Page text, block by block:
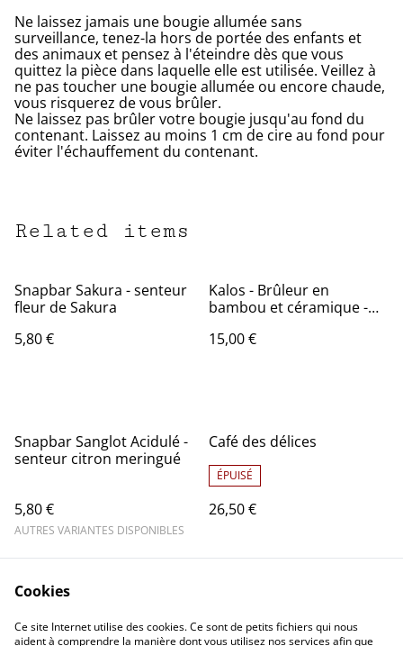
Ne laissez jamais une bougie allumée sans
surveillance, tenez-la hors de portée des enfants et
des animaux et pensez à l'éteindre dès que vous
quittez la pièce dans laquelle elle est utilisée. Veillez à
ne pas toucher une bougie allumée ou encore chaude,
vous risquerez de vous brûler.
Ne laissez pas brûler votre bougie jusqu'au fond du
contenant. Laissez au moins 1 cm de cire au fond pour
éviter l'échauffement du contenant.
Related items
Snapbar Sakura - senteur
fleur de Sakura
5,80 €
Kalos - Brûleur en
bambou et céramique -
parfumées
15,00 €
Snapbar Sanglot Acidulé -
senteur citron meringué
5,80 €
AUTRES VARIANTES DISPONIBLES
Café des délices
ÉPUISÉ
26,50 €
Cookies
Ce site Internet utilise des cookies. Ce sont de petits fichiers qui nous
aident à comprendre la manière dont vous utilisez nos services afin que